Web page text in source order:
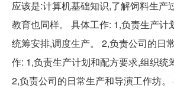
应该是:计算机基础知识,了解饲料生产
教育也同样。 具体工作: 1,负责生产计
统筹安排,调度生产。 2,负责公司的日
作: 1,负责生产计划和配方要求,组织统
2,负责公司的日常生产和导演工作坊